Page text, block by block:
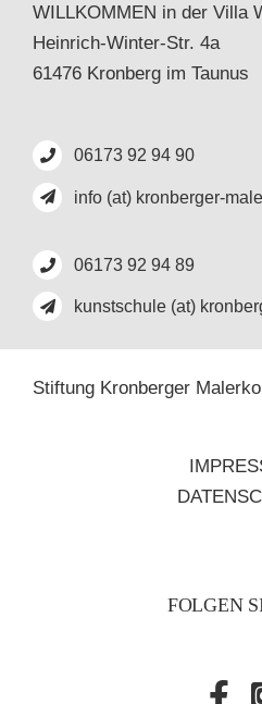
WILLKOMMEN in der Villa
Heinrich-Winter-Str. 4a
61476 Kronberg im Taunus
06173 92 94 90
info (at) kronberger-
06173 92 94 89
kunstschule (at)
Stiftung Kronberger
FOLGEN